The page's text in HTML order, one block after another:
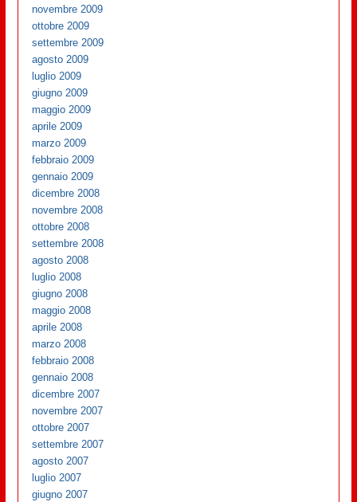
novembre 2009
ottobre 2009
settembre 2009
agosto 2009
luglio 2009
giugno 2009
maggio 2009
aprile 2009
marzo 2009
febbraio 2009
gennaio 2009
dicembre 2008
novembre 2008
ottobre 2008
settembre 2008
agosto 2008
luglio 2008
giugno 2008
maggio 2008
aprile 2008
marzo 2008
febbraio 2008
gennaio 2008
dicembre 2007
novembre 2007
ottobre 2007
settembre 2007
agosto 2007
luglio 2007
giugno 2007